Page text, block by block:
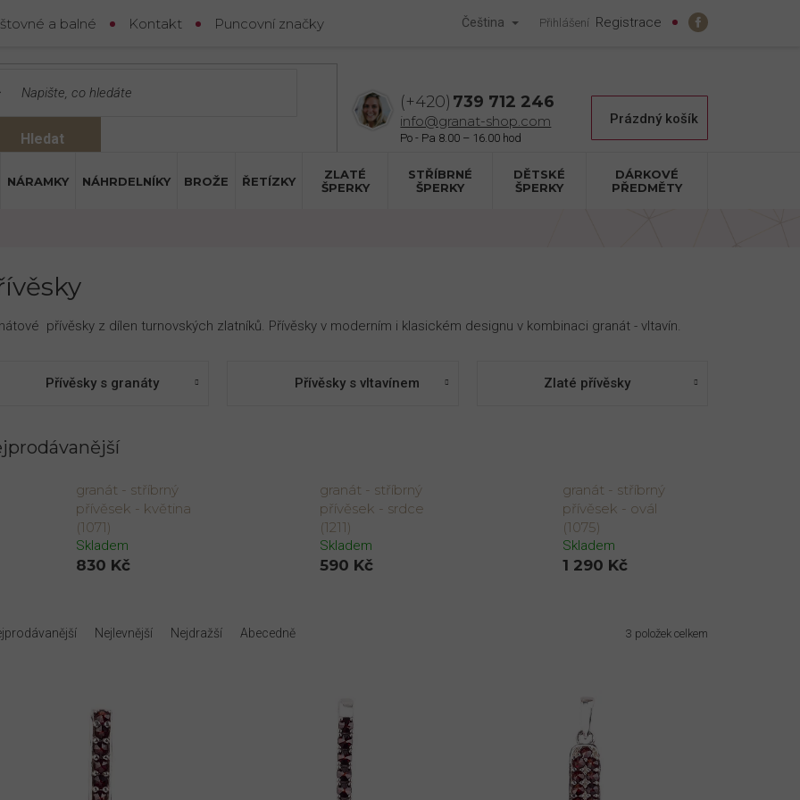
a balné Kontakt Puncovní značky Čeština Přihlášení Registrace
Hledat
739 712 246
info@granat-shop.com Nákupní
Prázdný košík
NÁRAMKY NÁHRDELNÍKY BROŽE ŘETÍZKY
ZLATÉ
ŠPERKY
STŘÍBRNÉ
ŠPERKY
DĚTSKÉ
ŠPERKY
DÁRKOVÉ
PŘEDMĚTY
přívěsky z dílen turnovských zlatníků. Přívěsky v moderním i klasickém designu v kombinaci granát - vltavín.
Přívěsky s granáty Přívěsky s vltavínem Zlaté přívěsky
granát - stříbrný
přívěsek - květina
(1071)
Skladem
830 Kč
granát - stříbrný
přívěsek - srdce
(1211)
Skladem
590 Kč
granát - stříbrný
přívěsek - ovál
(1075)
Skladem
1 290 Kč
Nejlevnější Nejdražší Abecedně 3 položek celkem